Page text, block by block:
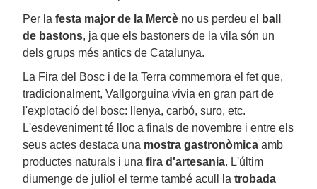
Per la festa major de la Mercè no us perdeu el
ball
de bastons, ja que els bastoners de la vila són un
dels grups més antics de Catalunya.
La Fira del Bosc i de la Terra commemora el fet que,
tradicionalment, Vallgorguina vivia en gran part de
l'explotació del bosc: llenya, carbó, suro, etc.
L'esdeveniment té lloc a finals de novembre i entre els
seus actes destaca una mostra gastronòmica amb
productes naturals i una fira d'artesania. L'últim
diumenge de juliol el terme també acull la trobada